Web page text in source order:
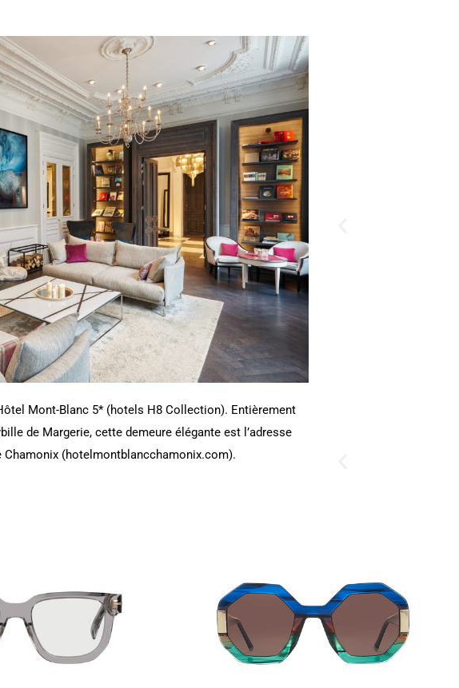
Mont-Blanc 5* (hotels H8 Collection). Entièrement
de Margerie, cette demeure élégante est l’adresse
Chamonix (hotelmontblancchamonix.com).